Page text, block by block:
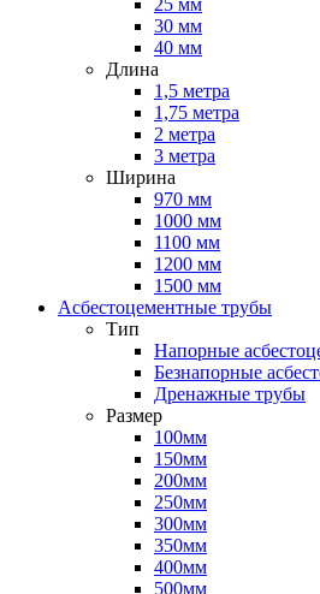
25 мм
30 мм
40 мм
Длина
1,5 метра
1,75 метра
2 метра
3 метра
Ширина
970 мм
1000 мм
1100 мм
1200 мм
1500 мм
Асбестоцементные трубы
Тип
Напорные
Безнапорные
Дренажные трубы
Размер
100мм
150мм
200мм
250мм
300мм
350мм
400мм
500мм